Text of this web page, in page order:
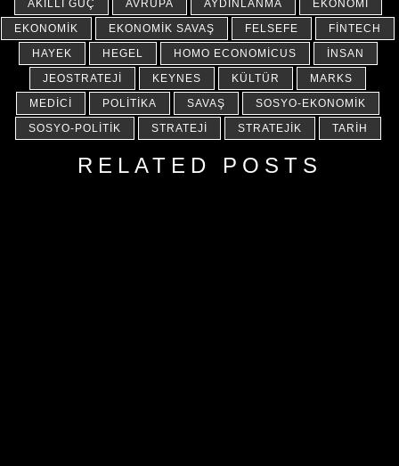
AKILLI GÜÇ AVRUPA AYDINLANMA
EKONOMI
EKONOMIK
EKONOMIK SAVAŞ FELSEFE
FINTECH
HAYEK
HEGEL HOMO ECONOMICUS
İNSAN
JEOSTRATEJI
KEYNES KÜLTÜR
MARKS
MEDICI
POLITIKA SAVAŞ
SOSYO-EKONOMIK
SOSYO-POLITIK
STRATEJI STRATEJIK TARIH
RELATED POSTS